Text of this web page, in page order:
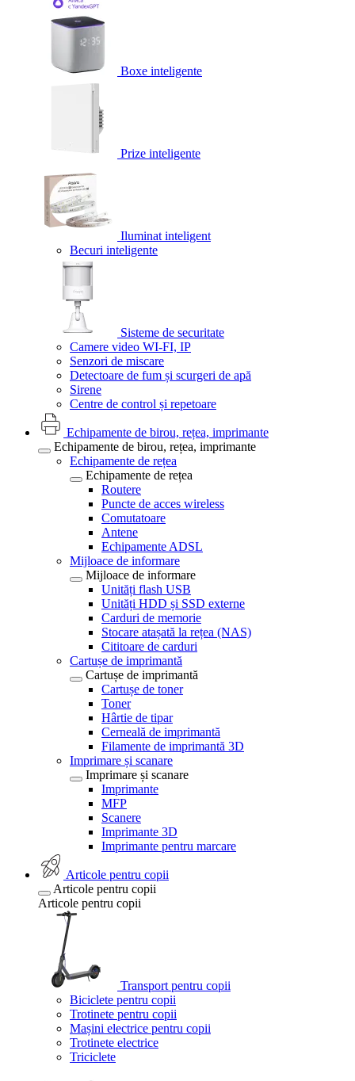
Boxe inteligente
Prize inteligente
Iluminat inteligent
Becuri inteligente
Sisteme de securitate
Camere video WI-FI, IP
Senzori de miscare
Detectoare de fum și scurgeri de apă
Sirene
Centre de control și repetoare
Echipamente de birou, rețea, imprimante
Echipamente de birou, rețea, imprimante
Echipamente de rețea
Echipamente de rețea
Routere
Puncte de acces wireless
Comutatoare
Antene
Echipamente ADSL
Mijloace de informare
Mijloace de informare
Unități flash USB
Unități HDD și SSD externe
Carduri de memorie
Stocare atașată la rețea (NAS)
Cititoare de carduri
Cartușe de imprimantă
Cartușe de imprimantă
Cartușe de toner
Toner
Hârtie de tipar
Cerneală de imprimantă
Filamente de imprimantă 3D
Imprimare și scanare
Imprimare și scanare
Imprimante
MFP
Scanere
Imprimante 3D
Imprimante pentru marcare
Articole pentru copii
Articole pentru copii
Articole pentru copii
Transport pentru copii
Biciclete pentru copii
Trotinete pentru copii
Mașini electrice pentru copii
Trotinete electrice
Triciclete